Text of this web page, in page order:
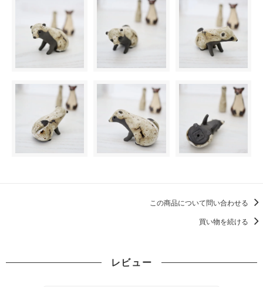
この商品について問い合わせる
買い物を続ける
レビュー